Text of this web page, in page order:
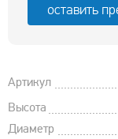
оставить
Артикул
Высота
Диаметр